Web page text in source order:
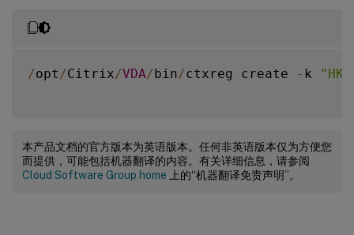
/opt /Citrix/VDA/bin/ctxreg create - k
本产品文档的官方版本为英语版本。任何非英语版本仅为方便您
而提供，可能包括机器翻译的内容。有关详细信息，请参阅
Cloud Software Group home 上的“机器翻译免责声明”。